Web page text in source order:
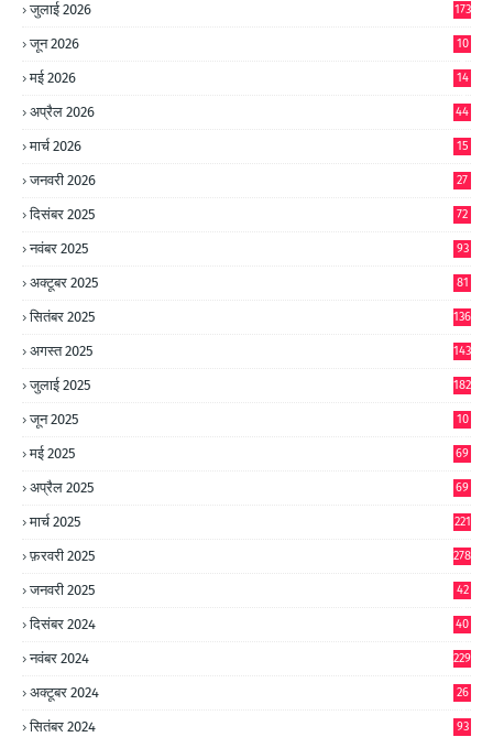
जुलाई 2026 173
जून 2026
10
मई 2026
14
अप्रैल 2026 44
मार्च 2026 15
जनवरी 2026 27
दिसंबर 2025 72
नवंबर 2025 93
अक्टूबर 2025 81
सितंबर 2025 136
अगस्त 2025 143
जुलाई 2025 182
जून 2025
10
मई 2025 69
अप्रैल 2025 69
मार्च 2025 221
फ़रवरी 2025 278
जनवरी 2025
42
दिसंबर 2024
40
नवंबर 2024 229
अक्टूबर 2024
26
सितंबर 2024 93